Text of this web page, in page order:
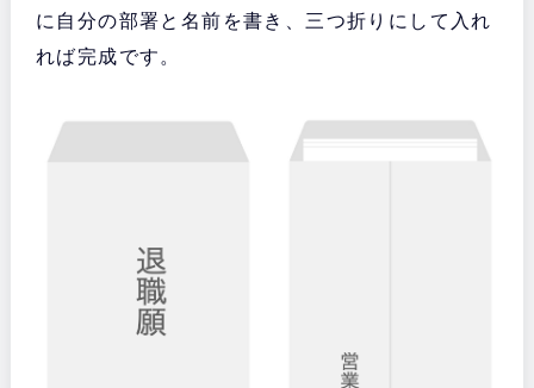
に自分の部署と名前を書き、三つ折りにして入れ
れば完成です。